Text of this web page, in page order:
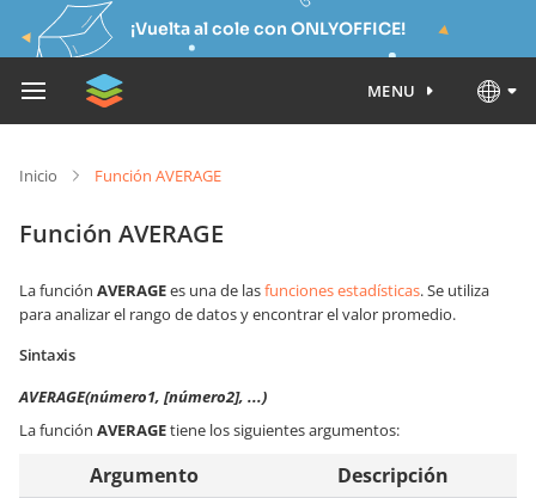
¡Vuelta al cole con ONLYOFFICE!
MENU
Inicio Función AVERAGE
Función AVERAGE
La función AVERAGEes una de lasfunciones estadísticas. Se utiliza
para analizar el rango de datos y encontrar el valor promedio.
Sintaxis
AVERAGE(número1, [número2], ...)
La función AVERAGEtiene los siguientes argumentos:
Argumento Descripción